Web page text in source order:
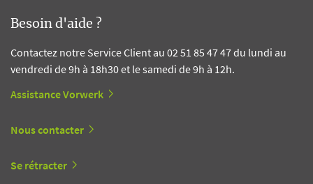
Besoin d'aide ?
Contactez notre Service Client au 02 51 85 47 47 du lundi au
vendredi de 9h à 18h30 et le samedi de 9h à 12h.
Assistance Vorwerk
Nous contacter
Se rétracter